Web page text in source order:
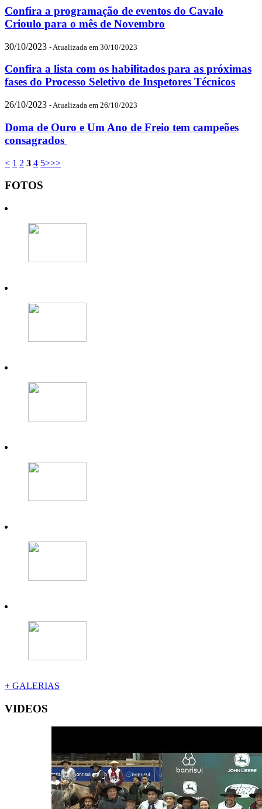
Confira a programação de eventos do Cavalo
Crioulo para o mês de Novembro
30/10/2023 - Atualizada em 30/10/2023
Confira a lista com os habilitados para as próximas
fases do Processo Seletivo de Inspetores Técnicos
26/10/2023 - Atualizada em 26/10/2023
Doma de Ouro e Um Ano de Freio tem campeões
consagrados
< 1 2 3 4 5>>>
FOTOS
+ GALERIAS
VIDEOS